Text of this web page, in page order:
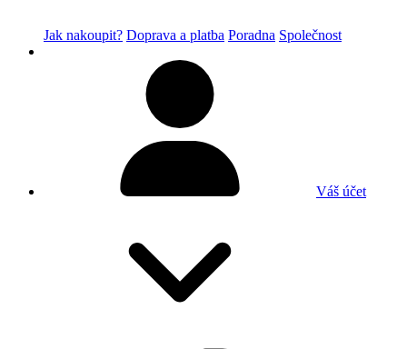
Jak nakoupit? Doprava a platba Poradna Společnost
Váš účet